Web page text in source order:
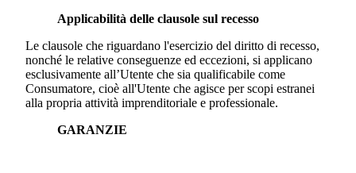
Applicabilità delle clausole sul recesso
Le clausole che riguardano l'esercizio del diritto di recesso,
nonché le relative conseguenze ed eccezioni, si applicano
esclusivamente all’Utente che sia qualificabile come
Consumatore, cioè all'Utente che agisce per scopi estranei
alla propria attività imprenditoriale e professionale.
GARANZIE